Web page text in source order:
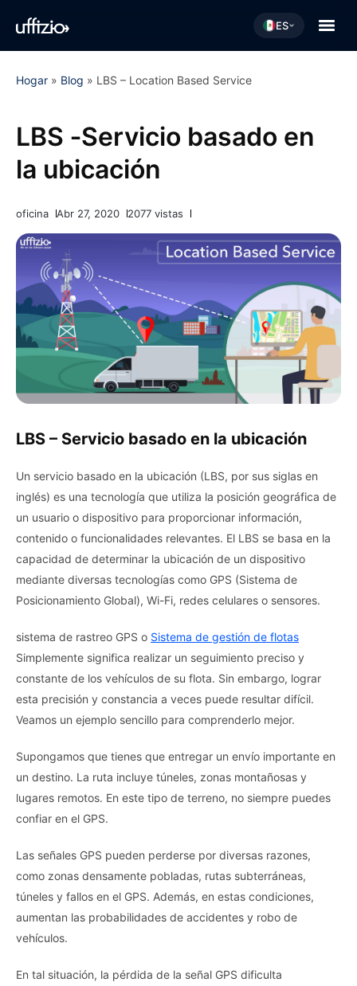
ES
Hogar » Blog » LBS – Location Based Service
LBS ‐Servicio basado en
la ubicación
oficina Abr 27, 2020 2077 vistas
LBS – Servicio basado en la ubicación
Un servicio basado en la ubicación (LBS, por sus siglas en
inglés) es una tecnología que utiliza la posición geográfica de
un usuario o dispositivo para proporcionar información,
contenido o funcionalidades relevantes. El LBS se basa en la
capacidad de determinar la ubicación de un dispositivo
mediante diversas tecnologías como GPS (Sistema de
Posicionamiento Global), Wi-Fi, redes celulares o sensores.
sistema de rastreo GPS o Sistema de gestión de flotas
Simplemente significa realizar un seguimiento preciso y
constante de los vehículos de su flota. Sin embargo, lograr
esta precisión y constancia a veces puede resultar difícil.
Veamos un ejemplo sencillo para comprenderlo mejor.
Supongamos que tienes que entregar un envío importante en
un destino. La ruta incluye túneles, zonas montañosas y
lugares remotos. En este tipo de terreno, no siempre puedes
confiar en el GPS.
Las señales GPS pueden perderse por diversas razones,
como zonas densamente pobladas, rutas subterráneas,
túneles y fallos en el GPS. Además, en estas condiciones,
aumentan las probabilidades de accidentes y robo de
vehículos.
En tal situación, la pérdida de la señal GPS dificulta